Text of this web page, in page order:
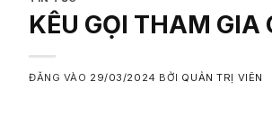
KÊU GỌI THAM GIA
ĐĂNG VÀO 29/03/2024 BỞI QUẢN TRỊ VIÊN